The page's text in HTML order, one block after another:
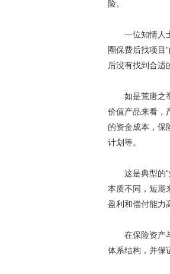
险。
一位知情人士
圈保费后找项目
后没有找到合适
如是荒唐之举
价值产品来看，
的资金成本，保
计划等。
这是典型的“短
本质不同，短期
盈利和偿付能力
在保险资产与
体系结构，并保